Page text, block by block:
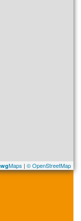
Maps | © OpenStreetMap